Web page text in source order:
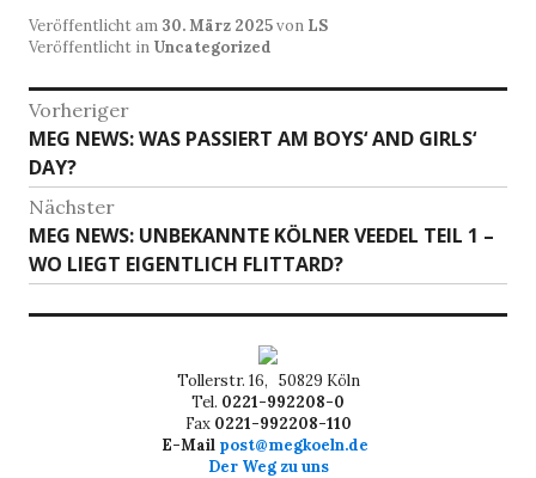
Veröffentlicht am 30. März 2025von LS
Veröffentlicht in Uncategorized
Beitragsnavigation
Vorheriger
Vorheriger
Beitrag:
MEG NEWS: WAS PASSIERT AM BOYS‘ AND GIRLS‘
DAY?
Nächster
Nächster
Beitrag:
MEG NEWS: UNBEKANNTE KÖLNER VEEDEL TEIL 1 –
WO LIEGT EIGENTLICH FLITTARD?
Tollerstr. 16, 50829 Köln
Tel. 0221-992208-0
Fax 0221-992208-110
E-Mail post@megkoeln.de
Der Weg zu uns